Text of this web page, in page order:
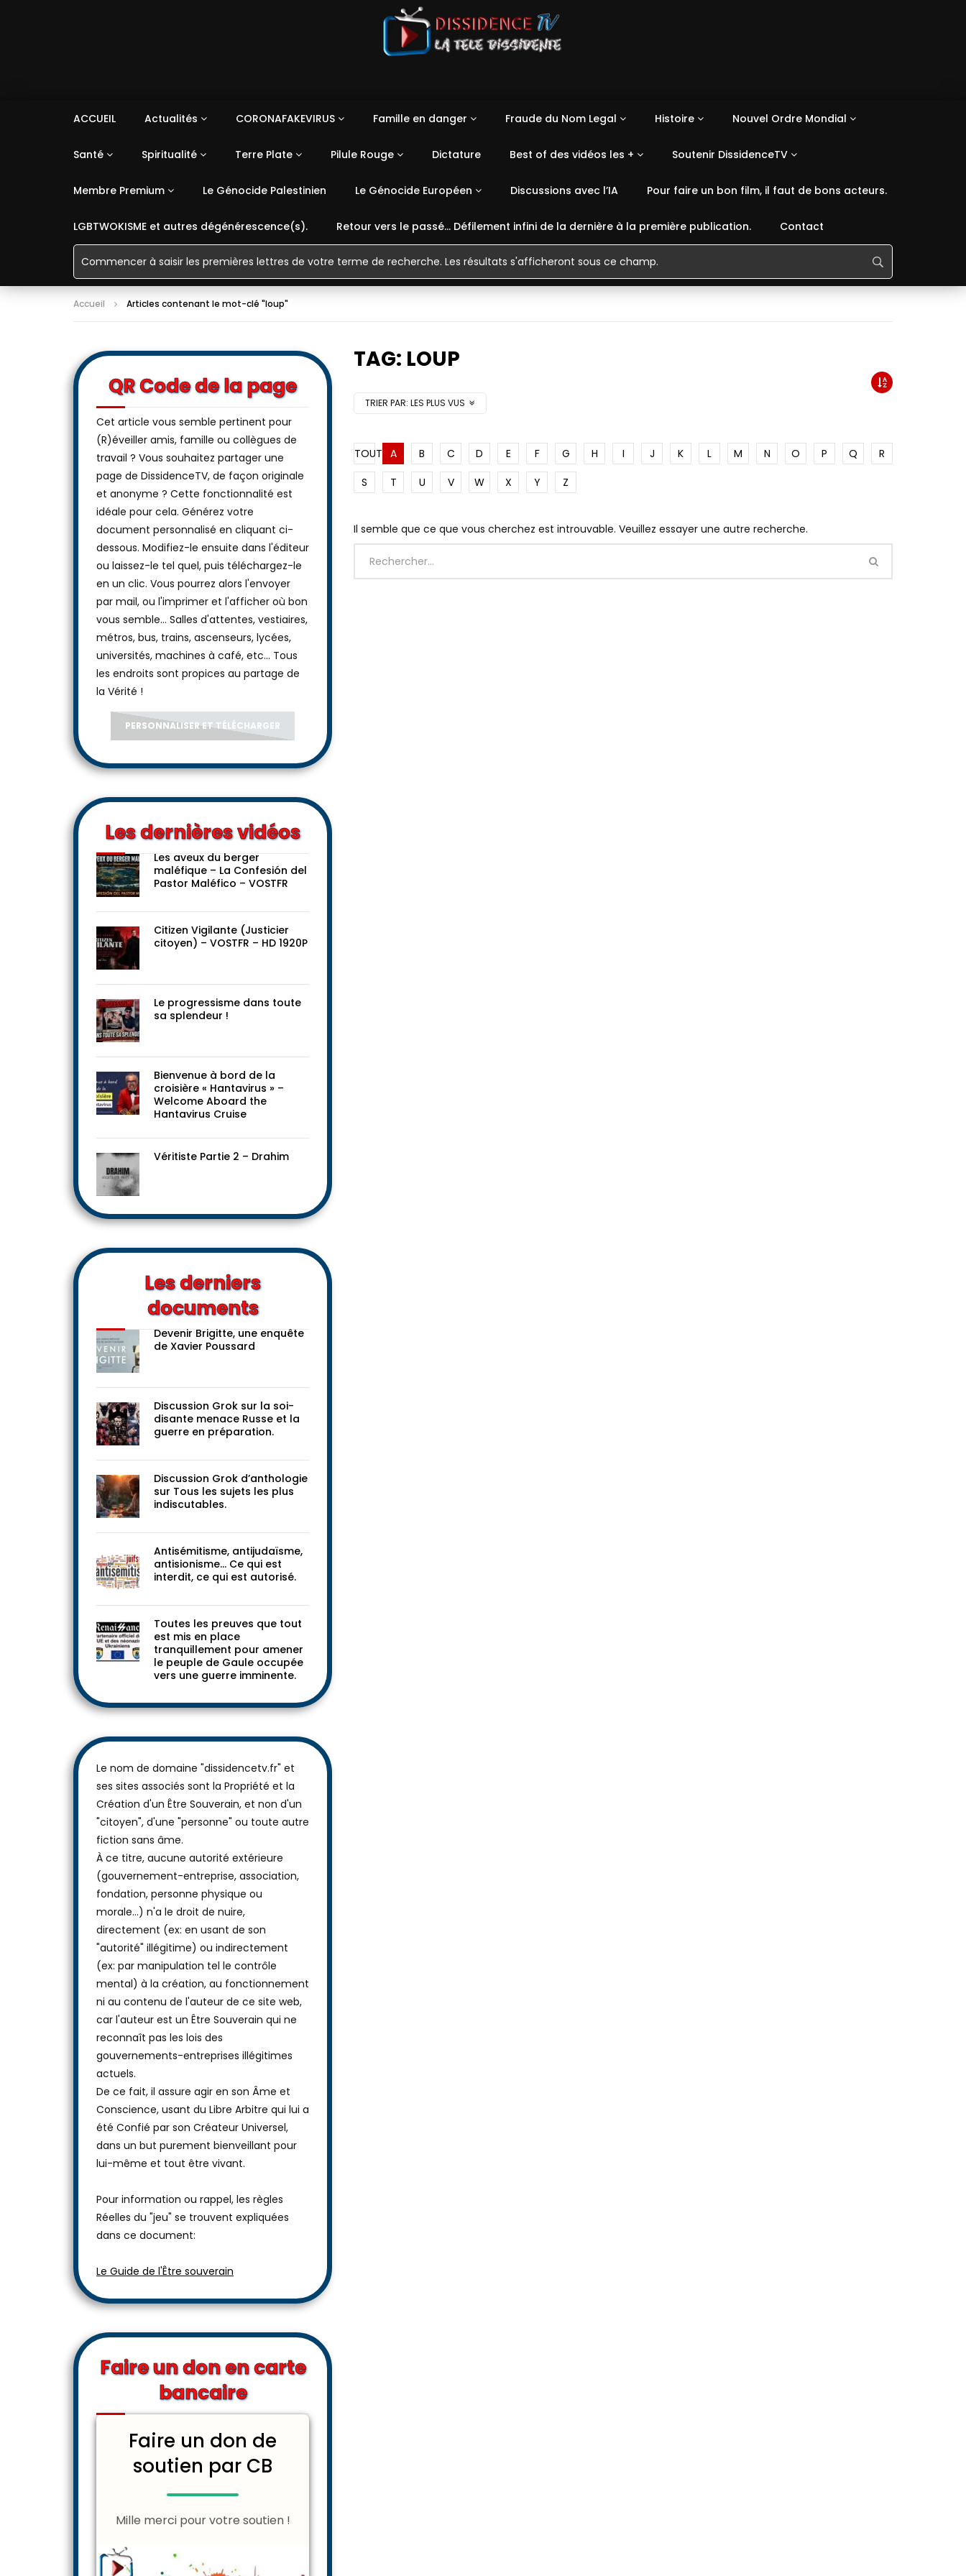
ACCUEIL Actualités CORONAFAKEVIRUS Famille en danger Fraude du Nom Legal Histoire Nouvel Ordre Mondial
Santé Spiritualité Terre Plate Pilule Rouge Dictature Best of des vidéos les + Soutenir DissidenceTV
Membre Premium Le Génocide Palestinien Le Génocide Européen Discussions avec l’IA Pour faire un bon film, il faut de bons acteurs.
LGBTWOKISME et autres dégénérescence(s). Retour vers le passé… Défilement infini de la dernière à la première publication. Contact
Accueil Articles contenant le mot-clé "loup"
TAG: LOUP
TRIER PAR: LES PLUS VUS
TOUT A B C D E F G H I J K L M N O P Q
R
S
T U V W X Y Z
Il semble que ce que vous cherchez est introuvable. Veuillez essayer une autre recherche.
QR Code de la page
Cet article vous semble pertinent pour
(R)éveiller amis, famille ou collègues de
travail ? Vous souhaitez partager une
page de DissidenceTV, de façon originale
et anonyme ? Cette fonctionnalité est
idéale pour cela. Générez votre
document personnalisé en cliquant ci-
dessous. Modifiez-le ensuite dans l'éditeur
ou laissez-le tel quel, puis téléchargez-le
en un clic. Vous pourrez alors l'envoyer
par mail, ou l'imprimer et l'afficher où bon
vous semble… Salles d'attentes, vestiaires,
métros, bus, trains, ascenseurs, lycées,
universités, machines à café, etc... Tous
les endroits sont propices au partage de
la Vérité !
PERSONNALISER ET TÉLÉCHARGER
Les dernières vidéos
Les aveux du berger
maléfique – La Confesión del
Pastor Maléfico – VOSTFR
Citizen Vigilante (Justicier
citoyen) – VOSTFR – HD 1920P
Le progressisme dans toute
sa splendeur !
Bienvenue à bord de la
croisière « Hantavirus » –
Welcome Aboard the
Hantavirus Cruise
Véritiste Partie 2 – Drahim
Les derniers
documents
Devenir Brigitte, une enquête
de Xavier Poussard
Discussion Grok sur la soi-
disante menace Russe et la
guerre en préparation.
Discussion Grok d’anthologie
sur Tous les sujets les plus
indiscutables.
Antisémitisme, antijudaïsme,
antisionisme… Ce qui est
interdit, ce qui est autorisé.
Toutes les preuves que tout
est mis en place
tranquillement pour amener
le peuple de Gaule occupée
vers une guerre imminente.
Le nom de domaine "dissidencetv.fr" et
ses sites associés sont la Propriété et la
Création d'un Être Souverain, et non d'un
"citoyen", d'une "personne" ou toute autre
fiction sans âme.
À ce titre, aucune autorité extérieure
(gouvernement-entreprise, association,
fondation, personne physique ou
morale...) n'a le droit de nuire,
directement (ex: en usant de son
"autorité" illégitime) ou indirectement
(ex: par manipulation tel le contrôle
mental) à la création, au fonctionnement
ni au contenu de l'auteur de ce site web,
car l'auteur est un Être Souverain qui ne
reconnaît pas les lois des
gouvernements-entreprises illégitimes
actuels.
De ce fait, il assure agir en son Âme et
Conscience, usant du Libre Arbitre qui lui a
été Confié par son Créateur Universel,
dans un but purement bienveillant pour
lui-même et tout être vivant.
Pour information ou rappel, les règles
Réelles du "jeu" se trouvent expliquées
dans ce document:
Le Guide de l'Être souverain
Faire un don en carte
bancaire
Faire un don de
soutien par CB
Mille merci pour votre soutien !